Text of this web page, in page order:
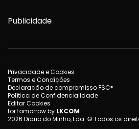
Publicidade
Privacidade e Cookies
Termos e Condições
Declaração de compromisso FSC®
Política de Confidencialidade
Editar Cookies
for tomorrow by LKCOM
2026 Diário do Minho, Lda. © Todos os